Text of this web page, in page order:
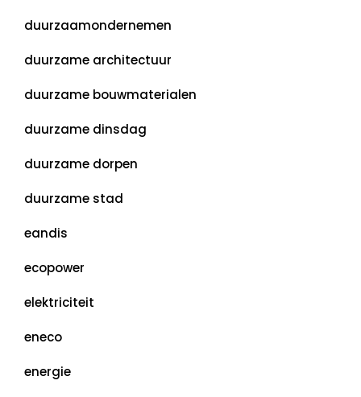
duurzaamondernemen
duurzame architectuur
duurzame bouwmaterialen
duurzame dinsdag
duurzame dorpen
duurzame stad
eandis
ecopower
elektriciteit
eneco
energie